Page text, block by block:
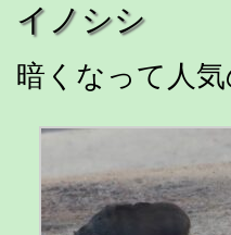
イノシシ
暗くなって人